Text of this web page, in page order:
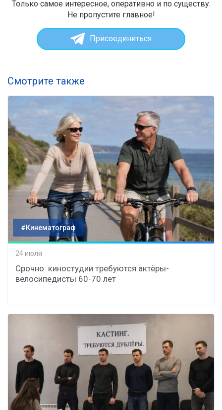
Только самое интересное, оперативно и по существу.
Не пропустите главное!
Присоединиться
Смотрите также
#Кинематограф
24 июля
Срочно: киностудии требуются актёры-
велосипедисты 60-70 лет